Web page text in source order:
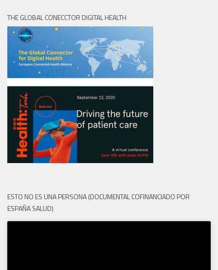
THE GLOBAL CONECCTOR DIGITAL HEALTH
ESTO NO ES UNA PERSONA (DOCUMENTAL COFINANCIADO POR
ESPAÑA SALUD)